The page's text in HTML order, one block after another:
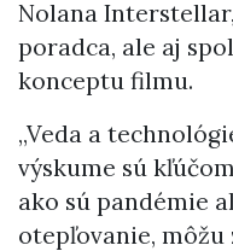
Nolana
poradca, ale aj
konceptu filmu.
„Veda a
výskume sú
ako sú pandémie
otepľovanie, môžu